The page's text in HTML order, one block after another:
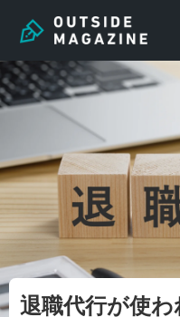
退職代行が使